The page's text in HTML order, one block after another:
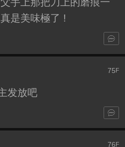
手上那把刀上的磨痕一
是美味極了 !
75F
发放吧
76 F